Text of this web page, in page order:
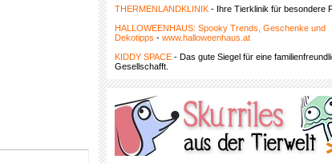
THERMENLANDKLINIK - Ihre Tierklinik für besondere
HALLOWEENHAUS: Spooky Trends, Geschenke und
Dekotipps - www.halloweenhaus.at
KIDDY SPACE - Das gute Siegel für eine
Gesellschafft.